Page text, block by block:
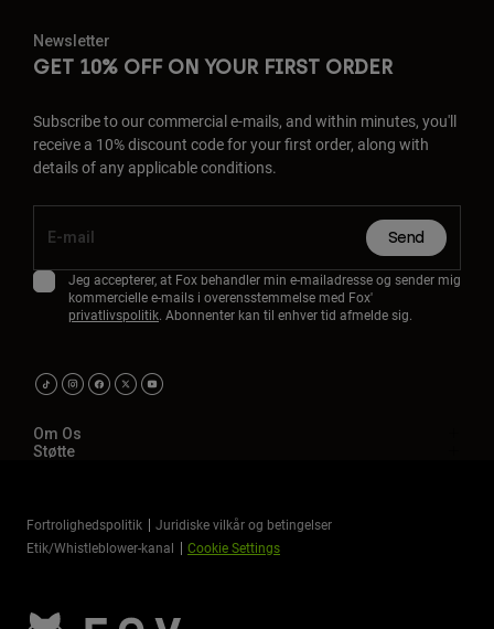
Newsletter
GET 10% OFF ON YOUR FIRST ORDER
Subscribe to our commercial e-mails, and within minutes, you'll
receive a 10% discount code for your first order, along with
details of any applicable conditions.
Send
Jeg accepterer, at Fox behandler min e-mailadresse og sender mig
kommercielle e-mails i overensstemmelse med Fox'
privatlivspolitik. Abonnenter kan til enhver tid afmelde sig.
Om Os
Støtte
Fortrolighedspolitik
Juridiske vilkår og betingelser
Etik/Whistleblower-kanal
Cookie Settings